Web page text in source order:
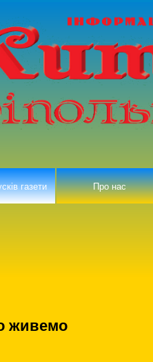
газети Про нас
живемо